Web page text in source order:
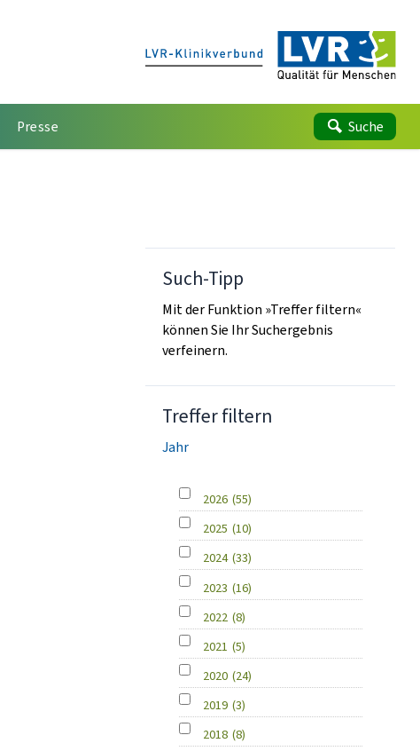
Presse Suche
Such-Tipp
Mit der Funktion »Treffer filtern«
können Sie Ihr Suchergebnis
verfeinern.
Treffer filtern
Jahr
2026 (55)
2025 (10)
2024 (33)
2023 (16)
2022 (8)
2021 (5)
2020 (24)
2019 (3)
2018 (8)